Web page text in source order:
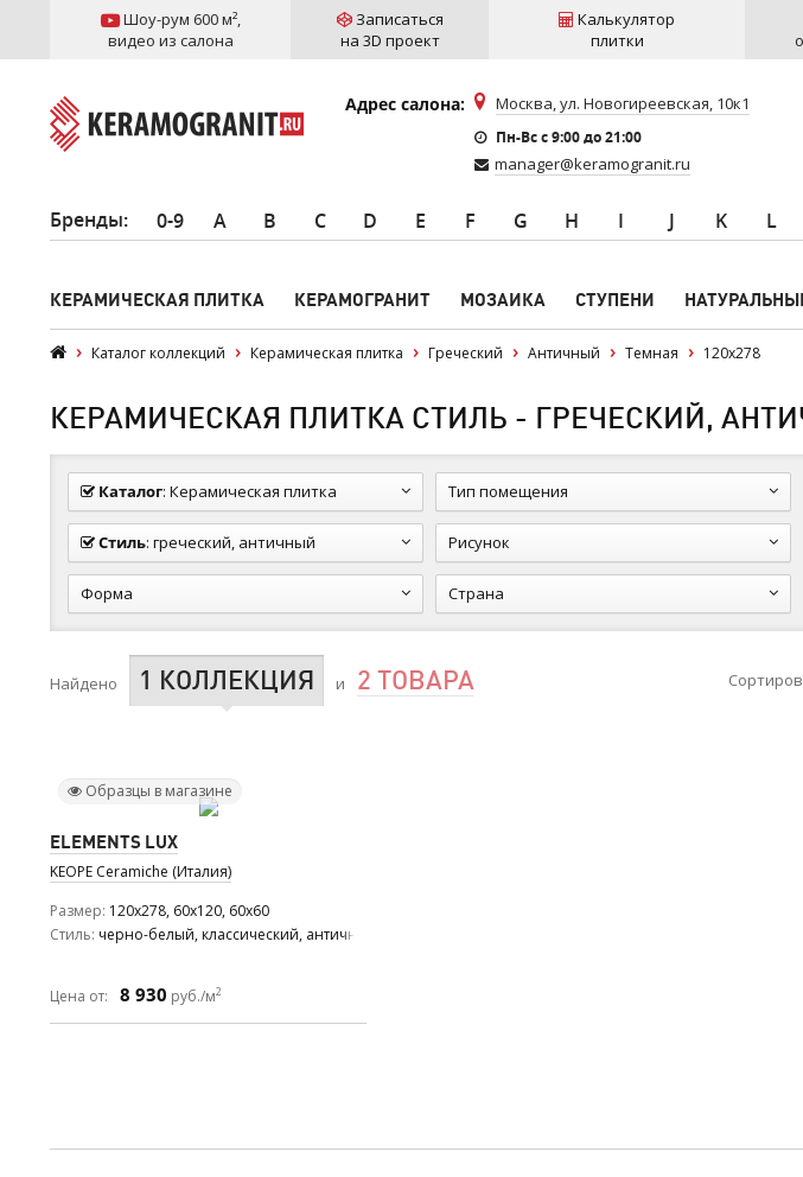
Шоу-рум 600 м²,
видео из салона
Записаться
на 3D проект
Калькулятор
плитки
Адрес салона: Москва, ул. Новогиреевская, 10к1
Пн-Вс c 9:00 до 21:00
manager@keramogranit.ru
Бренды: 0-9 A B C D E F G H I J K L
КЕРАМИЧЕСКАЯ ПЛИТКА КЕРАМОГРАНИТ МОЗАИКА СТУПЕНИ
Каталог коллекций Керамическая плитка Греческий Античный Темная 120x278
КЕРАМИЧЕСКАЯ ПЛИТКА СТИЛЬ - ГРЕЧЕСКИЙ,
Каталог: Керамическая плитка Тип помещения
Стиль: греческий, античный Рисунок
Форма Страна
Найдено 1 КОЛЛЕКЦИЯ и 2 ТОВАРА
Образцы в магазине
ELEMENTS LUX
KEOPE Ceramiche (Италия)
Размер 120x278, 60x120, 60x60
Стиль черно-белый, классический, античный
Цена от: 8 930 руб./м2